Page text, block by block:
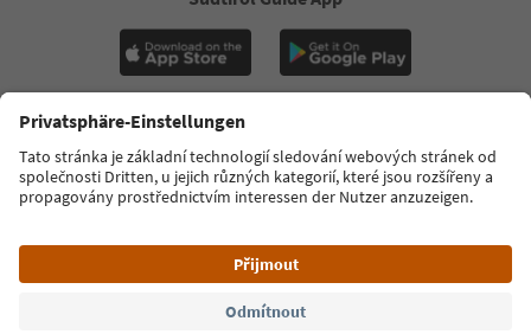
FAQ Kontaktujte nás Tisk
MICE
Zásady ochrany osobních údajů
Podmínky a ujednání
Tiráž
Prohlášení o přístupnosti